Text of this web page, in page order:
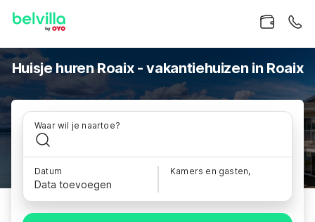
Huisje huren Roaix - vakantiehuizen in Roaix
Waar wil je naartoe?
Datum
Data toevoegen
Kamers en gasten,